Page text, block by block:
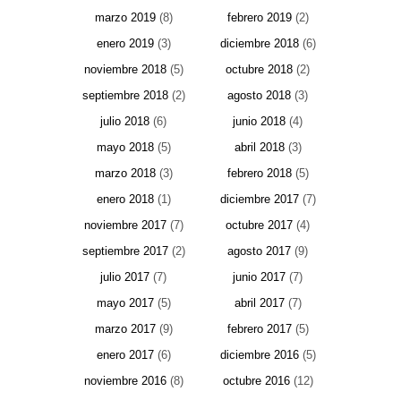
marzo 2019(8) febrero 2019(2)
enero 2019(3) diciembre 2018(6)
noviembre 2018(5) octubre 2018 (2)
septiembre 2018(2) agosto 2018 (3)
julio 2018 (6) junio 2018 (4)
mayo 2018(5) abril 2018(3)
marzo 2018(3) febrero 2018(5)
enero 2018(1) diciembre 2017(7)
noviembre 2017(7) octubre 2017 (4)
septiembre 2017(2) agosto 2017 (9)
julio 2017 (7) junio 2017 (7)
mayo 2017(5) abril 2017(7)
marzo 2017(9) febrero 2017(5)
enero 2017(6) diciembre 2016(5)
noviembre 2016(8) octubre 2016(12)